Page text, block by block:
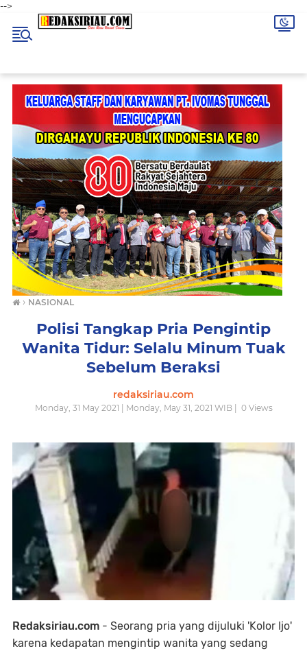
-->
› NASIONAL
Polisi Tangkap Pria Pengintip
Wanita Tidur: Selalu Minum Tuak
Sebelum Beraksi
redaksiriau.com
Monday, 31 May 2021 | Monday, May 31, 2021 WIB | 0Views
Redaksiriau.com - Seorang pria yang dijuluki 'Kolor Ijo'
karena kedapatan mengintip wanita yang sedang